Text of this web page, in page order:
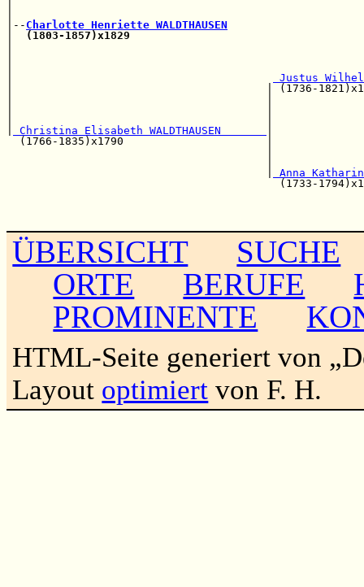
|-- Charlotte Henriette WALDTHAUSEN
(1803-1857)x1829
Justus
|                                       |
Christina Elisabeth WALDTHAUSEN
(1766-1835)x1790                      |
Anna
ÜBERSICHT
SUCHE
ORTE
BERUFE
PROMINENTE
HTML-Seite generiert von
Layout optimiert von F. H.